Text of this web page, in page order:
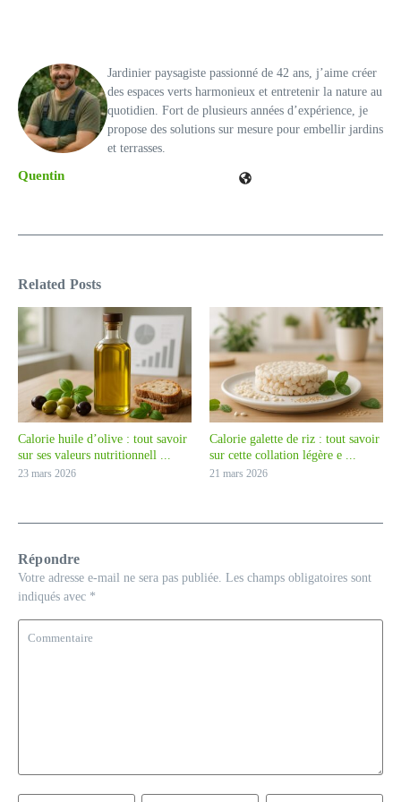
Quentin
Jardinier paysagiste passionné de 42 ans, j’aime créer
des espaces verts harmonieux et entretenir la nature au
quotidien. Fort de plusieurs années d’expérience, je
propose des solutions sur mesure pour embellir jardins
et terrasses.
Related Posts
Calorie huile d’olive : tout savoir
sur ses valeurs nutritionnell ...
23 mars 2026
Calorie galette de riz : tout savoir
sur cette collation légère e ...
21 mars 2026
Répondre
Votre adresse e-mail ne sera pas publiée. Les champs obligatoires sont
indiqués avec *